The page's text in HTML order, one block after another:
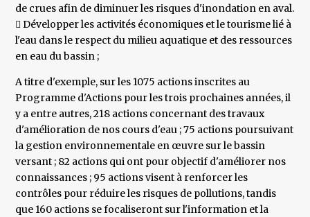
de crues afin de diminuer les risques d'inondation en aval.
 Développer les activités économiques et le tourisme lié à
l'eau dans le respect du milieu aquatique et des ressources
en eau du bassin ;
A titre d'exemple, sur les 1075 actions inscrites au
Programme d'Actions pour les trois prochaines années, il
y a entre autres, 218 actions concernant des travaux
d'amélioration de nos cours d'eau ; 75 actions poursuivant
la gestion environnementale en œuvre sur le bassin
versant ; 82 actions qui ont pour objectif d'améliorer nos
connaissances ; 95 actions visent à renforcer les
contrôles pour réduire les risques de pollutions, tandis
que 160 actions se focaliseront sur l'information et la